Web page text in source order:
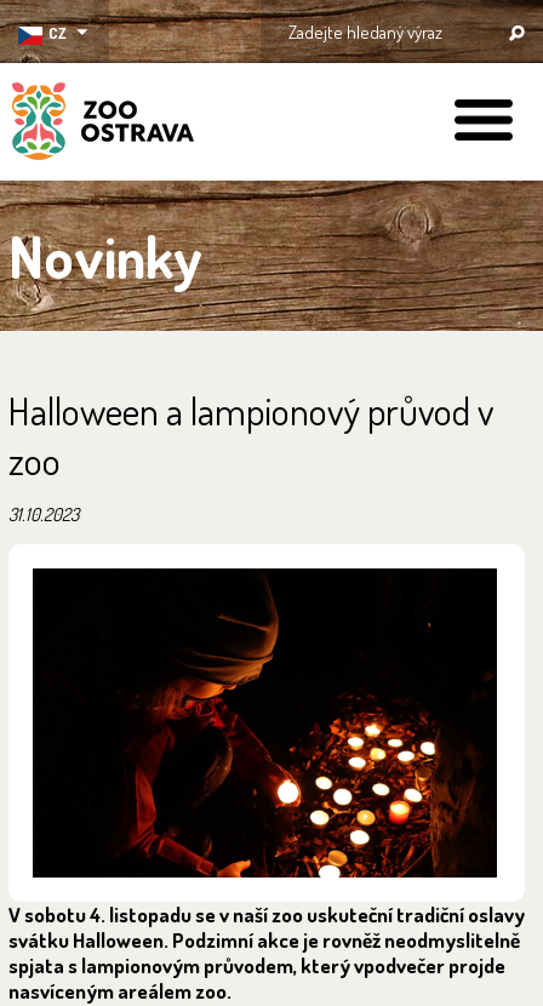
CZ
ZOO Ostrava
Novinky
Halloween a lampionový průvod v
zoo
31.10.2023
V sobotu 4. listopadu se v naší zoo uskuteční tradiční oslavy
svátku Halloween. Podzimní akce je rovněž neodmyslitelně
spjata s lampionovým průvodem, který vpodvečer projde
nasvíceným areálem zoo.